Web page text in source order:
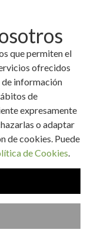
que permiten el
ofrecidos
de información
de
expresamente
o adaptar
de cookies. Puede
de Cookies.
y beneficios
una dieta
tomar
Salud Novo